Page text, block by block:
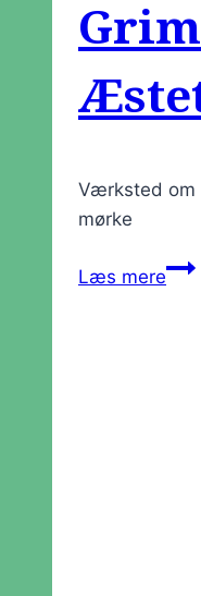
Værksted om
mørke
Læs mere